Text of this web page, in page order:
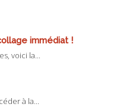
immédiat !
voici la...
à la...